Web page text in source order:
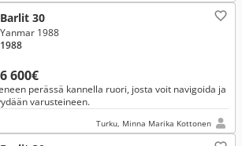
Barlit 30
6 600€
Yanmar 1988
1988
perässä kannella ruori, josta voit navigoida ja
varusteineen.
Turku, Minna Marika Kottonen